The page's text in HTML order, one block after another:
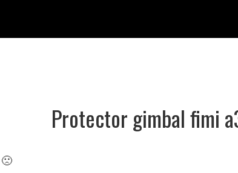
Protector gimbal fimi